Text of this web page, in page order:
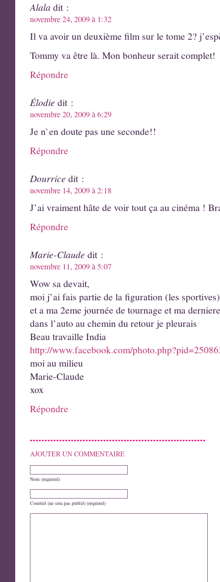
Alala dit :
novembre 24, 2009 à 1:32
Il va avoir un deuxième film sur le tome 2?
Tommy va être là. Mon bonheur serait complet!
Répondre
Élodie dit :
novembre 20, 2009 à 6:29
Je n`en doute pas une seconde!!
Répondre
Dourrice dit :
novembre 14, 2009 à 2:18
J’ai vraiment hâte de voir tout ça au cinéma !
Répondre
Marie-Claude dit :
novembre 11, 2009 à 5:07
Wow sa devait,
moi j’ai fais partie de la figuration (les
et a ma 2eme journée de tournage et ma
dans l’auto au chemin du retour je pleurais
Beau travaille India
http://www.facebook.com/
moi au milieu
Marie-Claude
xox
Répondre
AJOUTER UN COMMENTAIRE
Nom (required)
Courriel (ne sera pas publié) (required)